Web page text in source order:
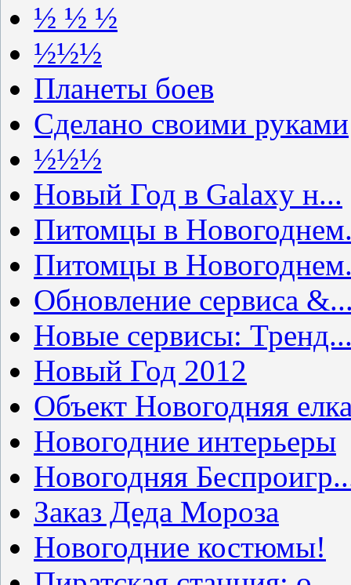
½ ½ ½
½½½
Планеты боев
Сделано своими руками
½½½
Новый Год в Galaxy н...
Питомцы в
Питомцы в
Обновление сервиса
Новые сервисы:
Новый Год 2012
Объект Новогодняя
Новогодние интерьеры
Новогодняя
Заказ Деда Мороза
Новогодние костюмы!